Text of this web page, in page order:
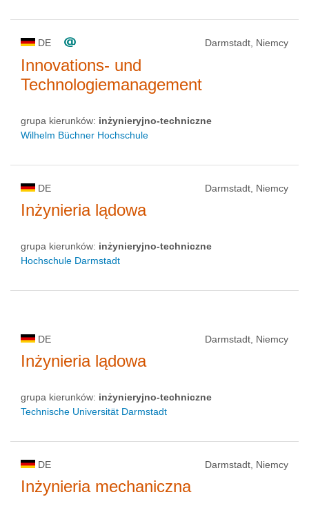
DE Darmstadt, Niemcy
Innovations- und
Technologiemanagement
grupa kierunków: inżynieryjno-techniczne
Wilhelm Büchner Hochschule
DE Darmstadt, Niemcy
Inżynieria lądowa
grupa kierunków: inżynieryjno-techniczne
Hochschule Darmstadt
DE Darmstadt, Niemcy
Inżynieria lądowa
grupa kierunków: inżynieryjno-techniczne
Technische Universität Darmstadt
DE Darmstadt, Niemcy
Inżynieria mechaniczna